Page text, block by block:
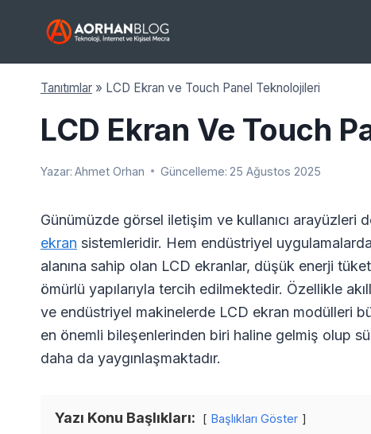
Tanıtımlar » LCD Ekran ve Touch Panel Teknolojileri
LCD Ekran Ve Touch
Yazar: Ahmet Orhan Güncelleme: 25 Ağustos 2025
Günümüzde görsel iletişim ve kullanıcı
ekran sistemleridir. Hem endüstriyel
alanına sahip olan LCD ekranlar, düşük enerji
ömürlü yapılarıyla tercih edilmektedir. Özellikle
ve endüstriyel makinelerde LCD ekran modülleri
en önemli bileşenlerinden biri haline gelmiş olup
daha da yaygınlaşmaktadır.
Yazı Konu Başlıkları: Başlıkları Göster